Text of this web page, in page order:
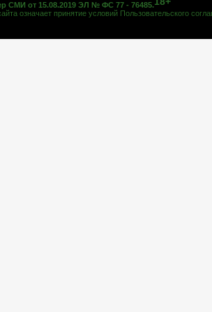
СМИ от 15.08.2019 ЭЛ № ФС 77 - 76485.
означает принятие условий Пользовательского